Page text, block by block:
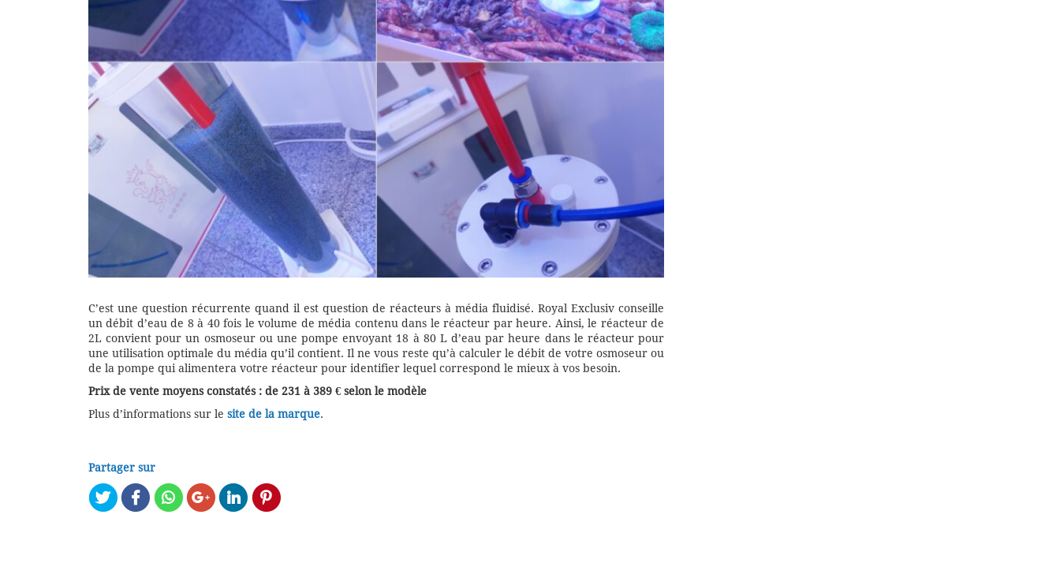
C’est une question récurrente quand il est question de réacteurs à média fluidisé. Royal Exclusiv conseille
un débit d’eau de 8 à 40 fois le volume de média contenu dans le réacteur par heure. Ainsi, le réacteur de
2L convient pour un osmoseur ou une pompe envoyant 18 à 80 L d’eau par heure dans le réacteur pour
une utilisation optimale du média qu’il contient. Il ne vous reste qu’à calculer le débit de votre osmoseur ou
de la pompe qui alimentera votre réacteur pour identifier lequel correspond le mieux à vos besoin.
Prix de vente moyens constatés : de 231 à 389 € selon le modèle
Plus d’informations sur le site de la marque.
Partager sur